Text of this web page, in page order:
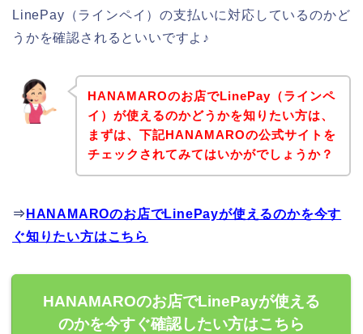
LinePay（ラインペイ）の支払いに対応しているのかど
うかを確認されるといいですよ♪
HANAMAROのお店でLinePay（ラインペ
イ）が使えるのかどうかを知りたい方は、
まずは、下記HANAMAROの公式サイトを
チェックされてみてはいかがでしょうか？
⇒ HANAMAROのお店でLinePayが使えるのかを今す
ぐ知りたい方はこちら
HANAMAROのお店でLinePayが使える
のかを今すぐ確認したい方はこちら